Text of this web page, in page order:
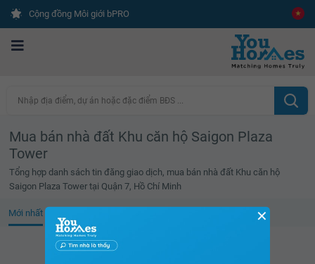
Cộng đồng Môi giới bPRO
Nhập địa điểm, dự án hoặc đặc điểm BĐS ...
Mua bán nhà đất Khu căn hộ Saigon Plaza
Tower
Tổng hợp danh sách tin đăng giao dịch, mua bán nhà đất Khu căn hộ
Saigon Plaza Tower tại Quận 7, Hồ Chí Minh
Mới nhất
Không tìm thấy tin bất động sản nào
✕